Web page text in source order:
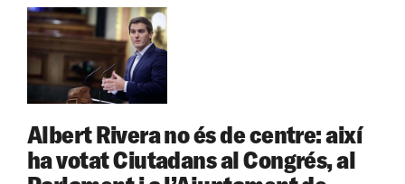
Albert Rivera no és de centre: així
ha votat Ciutadans al Congrés, al